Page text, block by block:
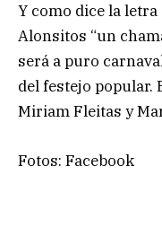
Y como dice la
Alonsitos “un
será a puro
del festejo popular.
Miriam Fleitas y
Fotos: Facebook